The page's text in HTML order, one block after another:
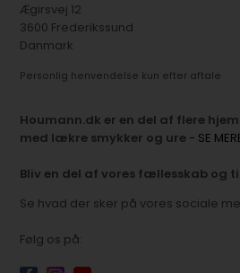
Ægirsvej 12
3600 Frederikssund
Danmark
Personlig henvendelse kun efter aftale
Houmann.dk er en del af flere
med lækre smykker og ure - SE
Bliv en del af vores fællesskab og
Se hvad der sker på vores sociale
Følg os på: